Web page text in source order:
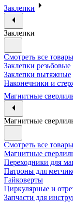
Заклепки
Заклепки
Смотреть все товары
Заклепки резьбовые
Заклепки вытяжные
Наконечники и
Магнитные
Магнитные
Смотреть все товары
Магнитные
Переходники для
Патроны для
Гайковерты
Циркулярные и
Запчасти для